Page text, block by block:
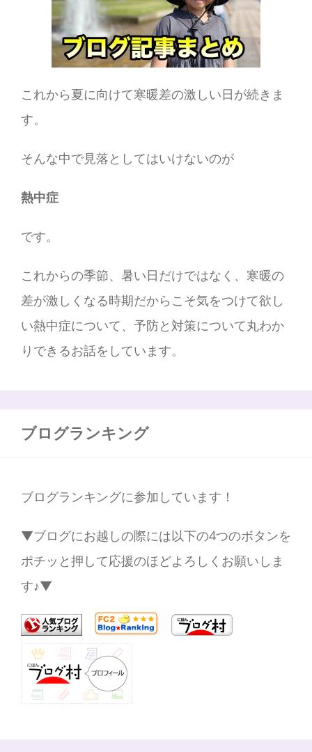
これから夏に向けて寒暖差の激しい日が続きま
す。
そんな中で見落としてはいけないのが
熱中症
です。
これからの季節、暑い日だけではなく、寒暖の
差が激しくなる時期だからこそ気をつけて欲し
い熱中症について、予防と対策について丸わか
りできるお話をしています。
ブログランキング
ブログランキングに参加しています！
▼ブログにお越しの際には以下の4つのボタンを
ポチッと押して応援のほどよろしくお願いしま
す♪▼